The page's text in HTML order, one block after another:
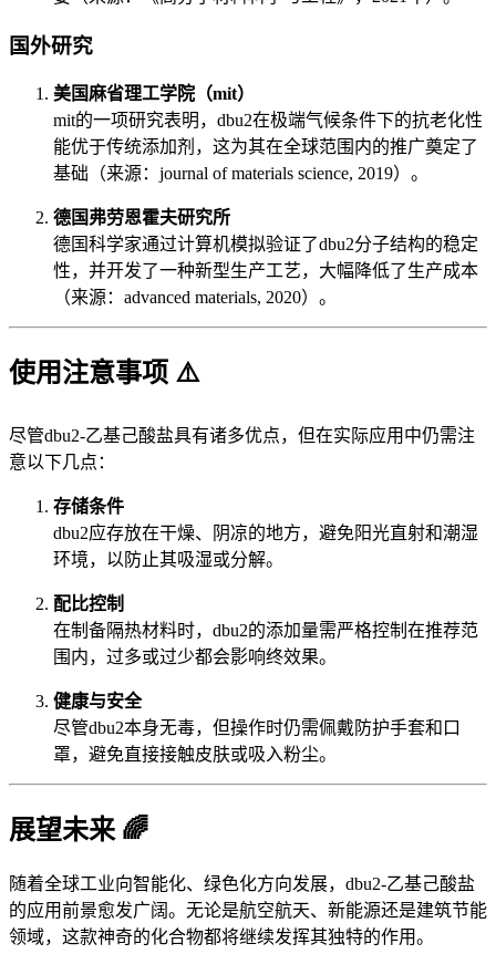
国外研究
美国麻省理工学院（mit）
mit的一项研究表明，dbu2在极端气候条件下的抗老化性
能优于传统添加剂，这为其在全球范围内的推广奠定了
基础（来源：journal of materials science, 2019）。
德国弗劳恩霍夫研究所
德国科学家通过计算机模拟验证了dbu2分子结构的稳定
性，并开发了一种新型生产工艺，大幅降低了生产成本
（来源：advanced materials, 2020）。
使用注意事项 ⚠️
尽管dbu2-乙基己酸盐具有诸多优点，但在实际应用中仍需注
意以下几点：
存储条件
dbu2应存放在干燥、阴凉的地方，避免阳光直射和潮湿
环境，以防止其吸湿或分解。
配比控制
在制备隔热材料时，dbu2的添加量需严格控制在推荐范
围内，过多或过少都会影响终效果。
健康与安全
尽管dbu2本身无毒，但操作时仍需佩戴防护手套和口
罩，避免直接接触皮肤或吸入粉尘。
展望未来 🌈
随着全球工业向智能化、绿色化方向发展，dbu2-乙基己酸盐
的应用前景愈发广阔。无论是航空航天、新能源还是建筑节能
领域，这款神奇的化合物都将继续发挥其独特的作用。